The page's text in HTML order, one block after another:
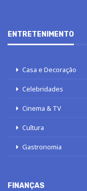
ENTRETENIMENTO
Casa e Decoração
Celebridades
Cinema & TV
Cultura
Gastronomia
FINANÇAS